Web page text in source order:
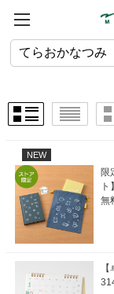
NEW
限
無